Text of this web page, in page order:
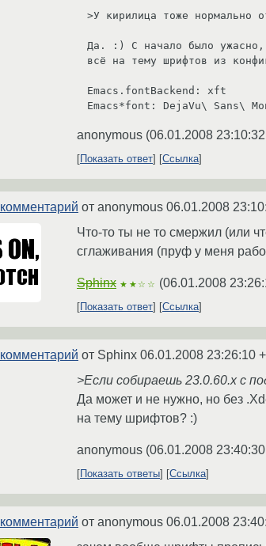
>У кирилица тоже нормально
Да. :) С начало было ужасно,
всё на тему шрифтов из
Emacs.fontBackend: xft
anonymous (06.01.2008
Показать ответ Ссылка
комментарий от anonymous 06.01.2008
Что-то ты не то смержил (или
сглаживания (пруф у меня
Sphinx ★★☆☆ (06.01.2008
Показать ответ Ссылка
комментарий от Sphinx 06.01.2008 23:26:10
>Если собираешь 23.0.60.x c
Да может и не нужно, но без
на тему шрифтов? :)
anonymous (06.01.2008
Показать ответы Ссылка
комментарий от anonymous 06.01.2008